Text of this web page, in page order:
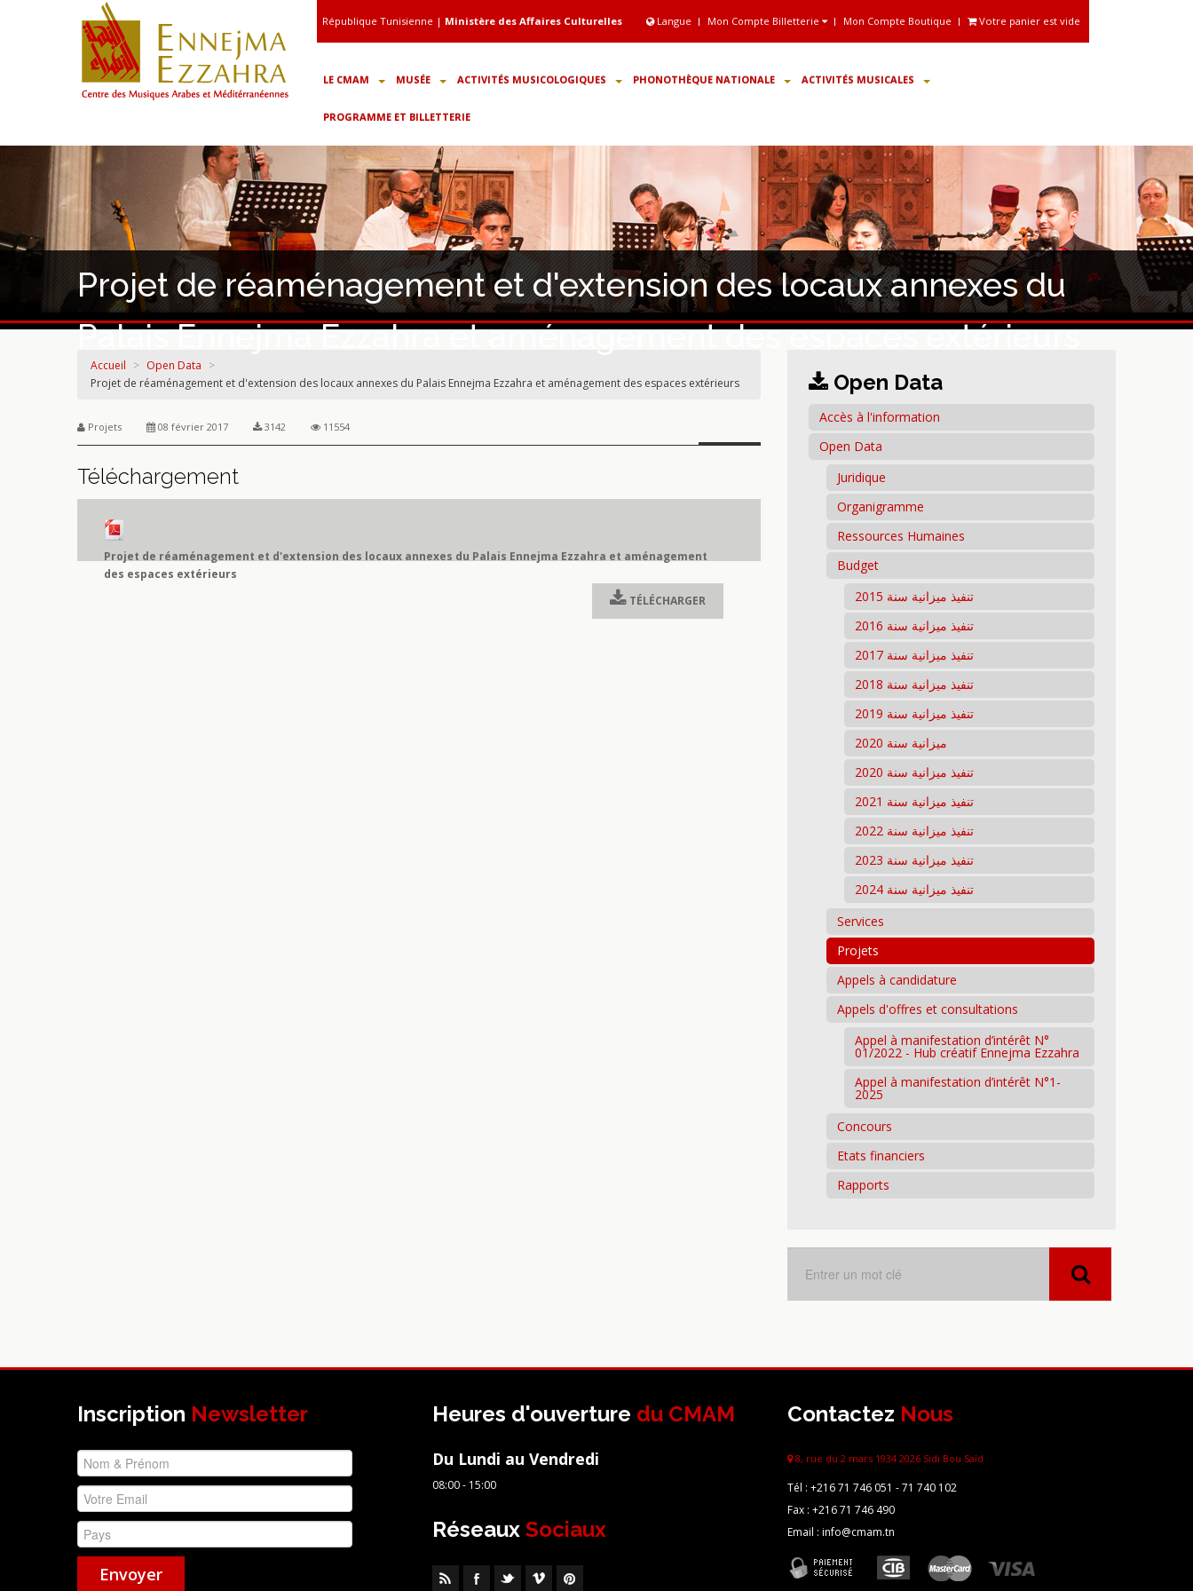
République Tunisienne | Ministère des Affaires Culturelles Langue Mon Compte Billetterie Mon Compte Boutique Votre panier est vide
LE CMAM MUSÉE ACTIVITÉS MUSICOLOGIQUES PHONOTHÈQUE NATIONALE ACTIVITÉS MUSICALES
PROGRAMME ET BILLETTERIE
Projet de réaménagement et d'extension des locaux annexes du
Palais Ennejma Ezzahra et aménagement des espaces extérieurs
Accueil > Open Data >
Projet de réaménagement et d'extension des locaux annexes du Palais Ennejma Ezzahra et aménagement des espaces extérieurs
Projets 08 février 2017 3142 11554
Téléchargement
Projet de réaménagement et d'extension des locaux annexes du Palais Ennejma Ezzahra et aménagement
des espaces extérieurs
TÉLÉCHARGER
Open Data
Accès à l'information
Open Data
Juridique
Organigramme
Ressources Humaines
Budget
تنفيذ ميزانية سنة 2015
تنفيذ ميزانية سنة 2016
تنفيذ ميزانية سنة 2017
تنفيذ ميزانية سنة 2018
تنفيذ ميزانية سنة 2019
ميزانية سنة 2020
تنفيذ ميزانية سنة 2020
تنفيذ ميزانية سنة 2021
تنفيذ ميزانية سنة 2022
تنفيذ ميزانية سنة 2023
تنفيذ ميزانية سنة 2024
Services
Projets
Appels à candidature
Appels d'offres et consultations
Appel à manifestation d’intérêt N°
01/2022 - Hub créatif Ennejma Ezzahra
Appel à manifestation d’intérêt N°1-
2025
Concours
Etats financiers
Rapports
Inscription Newsletter Heures d'ouverture du CMAM
Du Lundi au Vendredi
08:00 - 15:00
Réseaux Sociaux
Contactez Nous
8, rue du 2 mars 1934 2026 Sidi Bou Saïd
Tél : +216 71 746 051 - 71 740 102
Fax : +216 71 746 490
Email : info@cmam.tn